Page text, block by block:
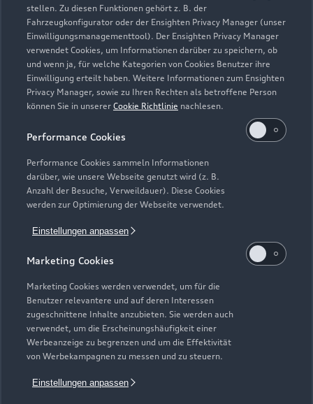
stellen. Zu diesen Funktionen gehört z. B. der
Fahrzeugkonfigurator oder der Ensighten Privacy Manager (unser
Einwilligungsmanagementtool). Der Ensighten Privacy Manager
verwendet Cookies, um Informationen darüber zu speichern, ob
und wenn ja, für welche Kategorien von Cookies Benutzer ihre
Einwilligung erteilt haben. Weitere Informationen zum Ensighten
Privacy Manager, sowie zu Ihren Rechten als betroffene Person
können Sie in unserer Cookie Richtlinie nachlesen.
Performance Cookies
Performance Cookies sammeln Informationen
darüber, wie unsere Webseite genutzt wird (z. B.
Anzahl der Besuche, Verweildauer). Diese Cookies
werden zur Optimierung der Webseite verwendet.
Einstellungen anpassen
Marketing Cookies
Marketing Cookies werden verwendet, um für die
Benutzer relevantere und auf deren Interessen
zugeschnittene Inhalte anzubieten. Sie werden auch
verwendet, um die Erscheinungshäufigkeit einer
Werbeanzeige zu begrenzen und um die Effektivität
von Werbekampagnen zu messen und zu steuern.
Einstellungen anpassen
Zur Inspektion
Zurück nach oben
Modelle
Alle Modelle
Modelle vergleichen
Elektromodelle
Kaufen & leasen